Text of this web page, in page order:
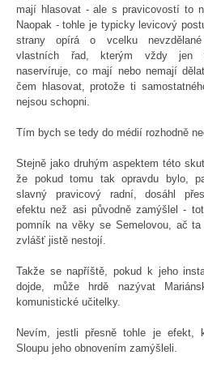
mají hlasovat - ale s pravicovostí to
Naopak - tohle je typicky levicový
strany opírá o vcelku
vlastních řad, kterým vždy jen
naservíruje, co mají nebo nemají
čem hlasovat, protože ti
nejsou schopni.
Tím bych se tedy do médií rozhodně
Stejně jako druhým aspektem této
že pokud tomu tak opravdu bylo,
slavný pravicový radní, dosáhl
efektu než asi původně zamýšlel -
pomník na věky se Semelovou, ač
zvlášť jistě nestojí.
Takže se napříště, pokud k jeho
dojde, může hrdě nazývat
komunistické učitelky.
Nevím, jestli přesně tohle je efekt,
Sloupu jeho obnovením zamýšleli.